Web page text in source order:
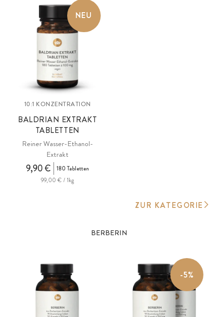
NEU
10:1 KONZENTRATION
BALDRIAN EXTRAKT
TABLETTEN
Reiner Wasser-Ethanol-
Extrakt
9,90 €
180 Tabletten
99,00 € / 1kg
ZUR KATEGORIE
BERBERIN
-5%